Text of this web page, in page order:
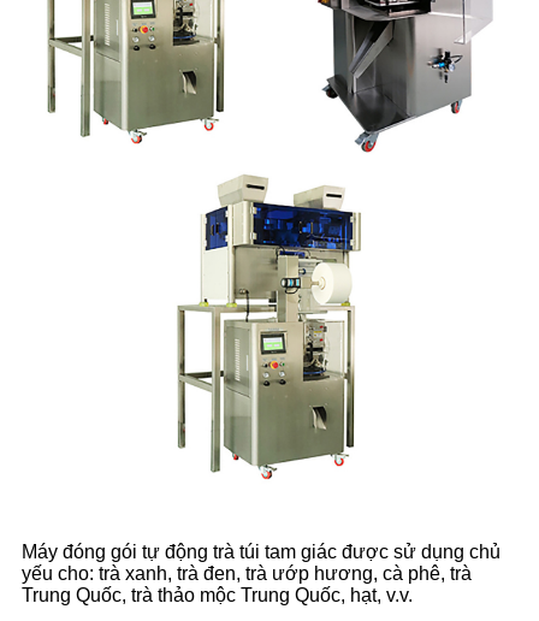
Máy đóng gói tự động trà túi tam giác được sử dụng chủ
yếu cho: trà xanh, trà đen, trà ướp hương, cà phê, trà
Trung Quốc, trà thảo mộc Trung Quốc, hạt, v.v.